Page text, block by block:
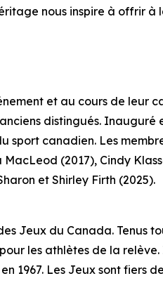
nous inspire à offrir
et au cours de leur
distingués. Inauguré
sport canadien. Les
(2017), Cindy
et Shirley Firth (2025).
Jeux du Canada. Tenus
les athlètes de la
1967. Les Jeux sont fiers